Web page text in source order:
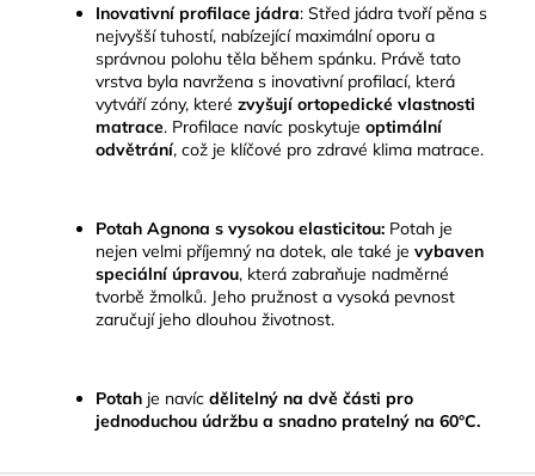
Inovativní profilace jádra: Střed jádra tvoří pěna s
nejvyšší tuhostí, nabízející maximální oporu a
správnou polohu těla během spánku. Právě tato
vrstva byla navržena s inovativní profilací, která
vytváří zóny, které zvyšují ortopedické vlastnosti
matrace. Profilace navíc poskytuje optimální
odvětrání, což je klíčové pro zdravé klima matrace.
Potah Agnona s vysokou elasticitou: Potah je
nejen velmi příjemný na dotek, ale také je vybaven
speciální úpravou, která zabraňuje nadměrné
tvorbě žmolků. Jeho pružnost a vysoká pevnost
zaručují jeho dlouhou životnost.
Potah je navíc dělitelný na dvě části pro
jednoduchou údržbu a snadno pratelný na 60°C.